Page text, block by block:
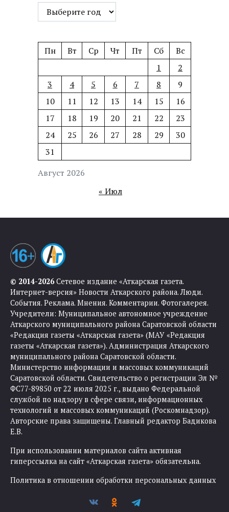
Август 2026
Пн Вт Ср Чт Пт Сб
Вс
1
2
3
4 5 6 7 8
9
10
11 12 13 14 15
16
17
18 19 20 21 22
23
24
25 26 27 28 29
30
31
« Июл
© 2014-2026Сетевое издание «Аткарская газета.
Интернет-версия» Новости Аткарского района. Люди.
События. Реклама. Мнения. Комментарии. Фотогалерея.
Учредители: Муниципальное автономное учреждение
Аткарского муниципального района Саратовской области
«Редакция газеты «Аткарская газета» (МАУ «Редакция
газеты «Аткарская газета»). Администрация Аткарского
муниципального района Саратовской области.
Министерство информации и массовых коммуникаций
Саратовской области. Свидетельство о регистрации Эл №
ФС77-89850 от 22 июля 2025 г., выдано Федеральной
службой по надзору в сфере связи, информационных
технологий и массовых коммуникаций (Роскомнадзор).
Авторские права защищены. Главный редактор Бадикова
Е.В.
При использовании материалов сайта активная
гиперссылка на сайт «Аткарская газета» обязательна.
Политика в отношении обработки персональных данных